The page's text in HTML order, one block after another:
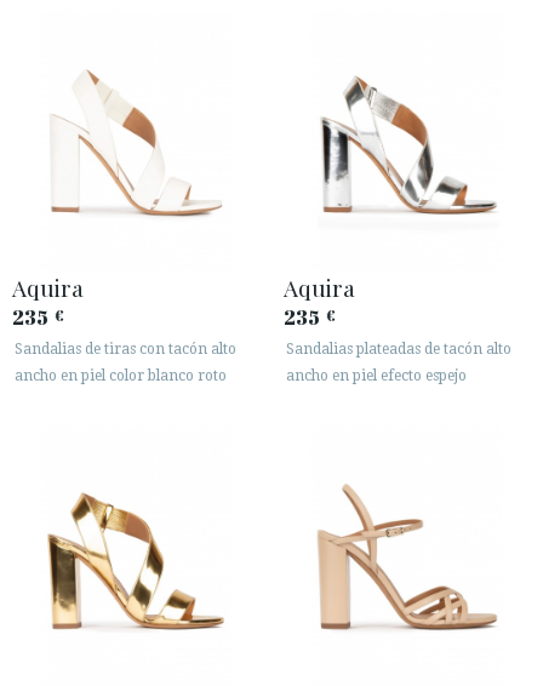
Aquira
235 €
Sandalias de tiras con tacón alto
ancho en piel color blanco roto
Aquira
235 €
Sandalias plateadas de tacón alto
ancho en piel efecto espejo